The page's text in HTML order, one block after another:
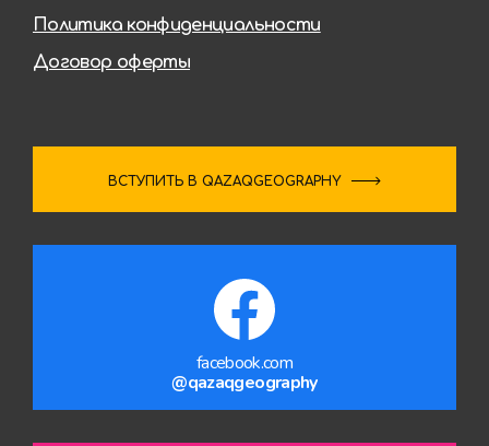
Политика конфиденциальности
Договор оферты
ВСТУПИТЬ В QAZAQGEOGRAPHY
facebook.com
@qazaqgeography